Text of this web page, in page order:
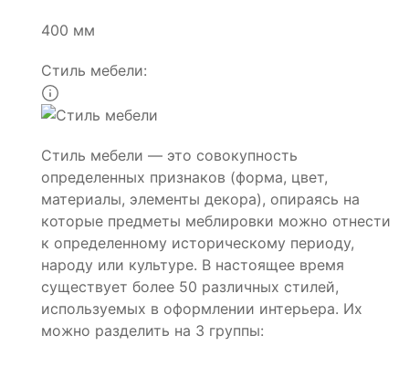
400 мм
Стиль мебели:
Стиль мебели — это совокупность
определенных признаков (форма, цвет,
материалы, элементы декора), опираясь на
которые предметы меблировки можно отнести
к определенному историческому периоду,
народу или культуре. В настоящее время
существует более 50 различных стилей,
используемых в оформлении интерьера. Их
можно разделить на 3 группы: